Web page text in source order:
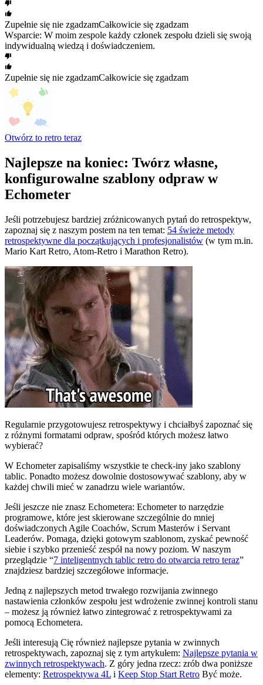
Zupełnie się nie zgadzamCałkowicie się zgadzam
Wsparcie: W moim zespole każdy członek zespołu dzieli się swoją
indywidualną wiedzą i doświadczeniem.
Zupełnie się nie zgadzamCałkowicie się zgadzam
Otwórz to retro teraz
Najlepsze na koniec: Twórz własne,
konfigurowalne szablony odpraw w
Echometer
Jeśli potrzebujesz bardziej zróżnicowanych pytań do retrospektyw,
zapoznaj się z naszym postem na ten temat: 54 świeże metody
retrospektywne dla początkujących i profesjonalistów (w tym m.in.
Mario Kart Retro, Atom-Retro i Marathon Retro).
Regularnie przygotowujesz retrospektywy i chciałbyś zapoznać się
z różnymi formatami odpraw, spośród których możesz łatwo
wybierać?
W Echometer zapisaliśmy wszystkie te check-iny jako szablony
tablic. Ponadto możesz dowolnie dostosowywać szablony, aby w
każdej chwili mieć w zanadrzu wiele wariantów.
Jeśli jeszcze nie znasz Echometera: Echometer to narzędzie
programowe, które jest skierowane szczególnie do mniej
doświadczonych Agile Coachów, Scrum Masterów i Servant
Leaderów. Pomaga, dzięki gotowym szablonom, zyskać pewność
siebie i szybko przenieść zespół na nowy poziom. W naszym
przeglądzie “7 inteligentnych tablic retro do otwarcia retro teraz”
znajdziesz bardziej szczegółowe informacje.
Jedną z najlepszych metod trwałego rozwijania zwinnego
nastawienia członków zespołu jest wdrożenie zwinnej kontroli stanu
– możesz ją również łatwo zintegrować z retrospektywami za
pomocą Echometera.
Jeśli interesują Cię również najlepsze pytania w zwinnych
retrospektywach, zapoznaj się z tym artykułem: Najlepsze pytania w
zwinnych retrospektywach. Z góry jedna rzecz: zrób dwa poniższe
elementy: Retrospektywa 4L i Keep Stop Start Retro Być może.